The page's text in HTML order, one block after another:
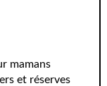
mamans
et réserves